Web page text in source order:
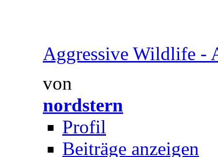
Aggressive Wildlife -
von
nordstern
Profil
Beiträge anzeigen